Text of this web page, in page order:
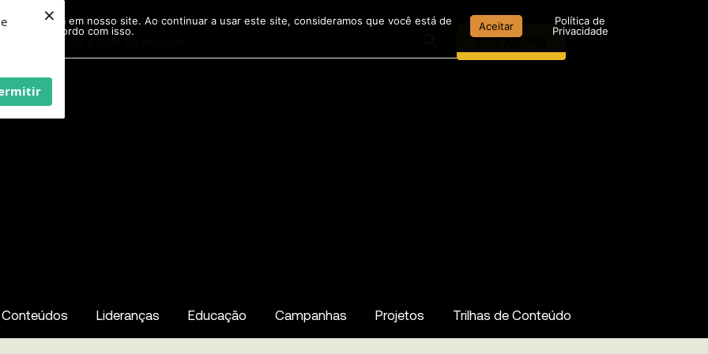
×
Pesquisar
DOE AGORA
Conteúdos Lideranças Educação Campanhas Projetos Trilhas de Conteúdo
experiência em nosso site. Ao continuar a usar este site, consideramos que você está de
acordo com isso.
Aceitar
Política de
Privacidade